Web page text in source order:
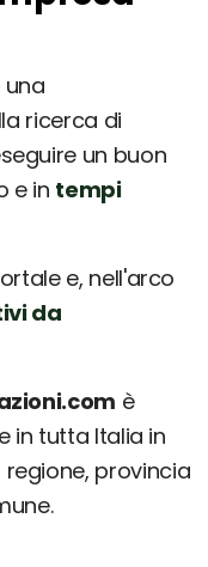
una
ricerca di
un buon
e in tempi
e, nell'arco
da
è
in tutta Italia in
provincia